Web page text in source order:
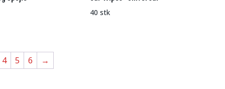
40 stk
4 5 6 →